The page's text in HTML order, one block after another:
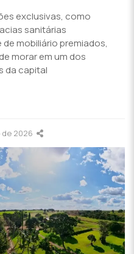
exclusivas, como
sanitárias
mobiliário premiados,
morar em um dos
da capital
de 2026